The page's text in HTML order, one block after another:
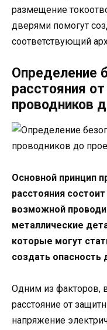
размещение
дверями помогут
соответствующий
Определение
расстояния
проводников
Основной принцип
расстояния
возможной
металлические
которые могут
создать опасность
Одним из факторов,
расстояние от
напряжение